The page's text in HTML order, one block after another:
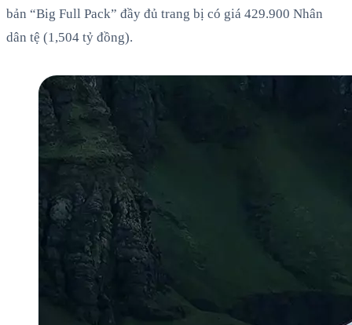
bản “Big Full Pack” đầy đủ trang bị có giá 429.900 Nhân
dân tệ (1,504 tỷ đồng).